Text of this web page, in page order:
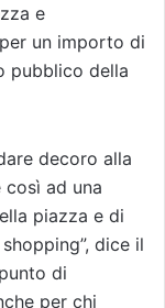
e
un importo di
pubblico della
decoro alla
ad una
piazza e di
dice il
di
per chi